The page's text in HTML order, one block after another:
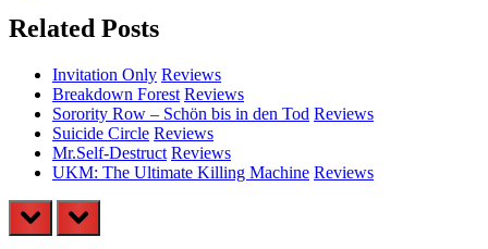
Related Posts
Invitation Only Reviews
Breakdown Forest Reviews
Sorority Row – Schön bis in den Tod Reviews
Suicide Circle Reviews
Mr.Self-Destruct Reviews
UKM: The Ultimate Killing Machine Reviews
prev next